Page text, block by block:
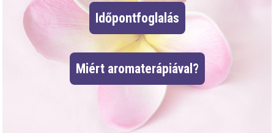
Időpontfoglalás
Miért aromaterápiával?